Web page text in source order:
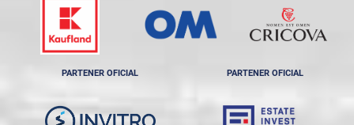
PARTENER OFICIAL PARTENER OFICIAL